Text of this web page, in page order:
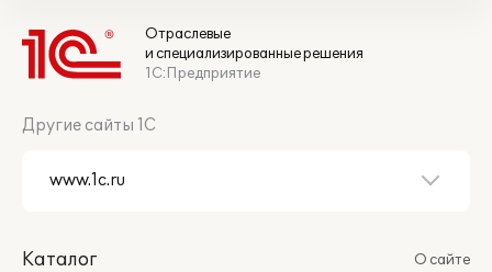
Отраслевые
и специализированные решения
1С:Предприятие
Другие сайты 1С
Каталог
О сайте